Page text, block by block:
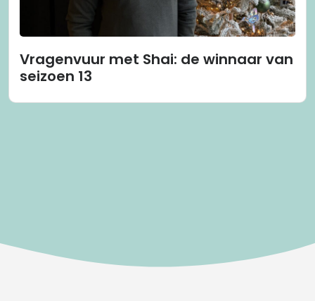
Vragenvuur met Shai: de winnaar van
seizoen 13